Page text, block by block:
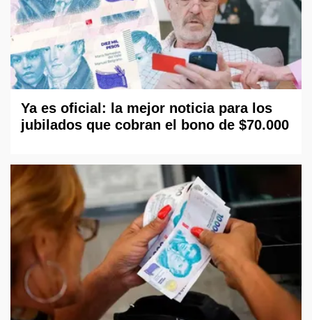
Ya es oficial: la mejor noticia para los
jubilados que cobran el bono de $70.000